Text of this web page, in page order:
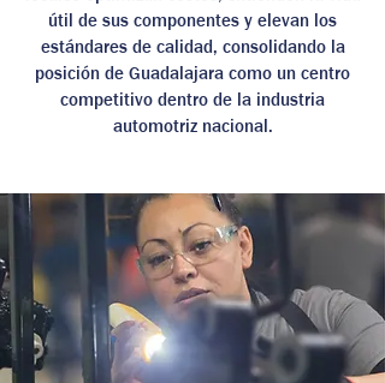
útil de sus componentes y elevan los
estándares de calidad, consolidando la
posición de Guadalajara como un centro
competitivo dentro de la industria
automotriz nacional.